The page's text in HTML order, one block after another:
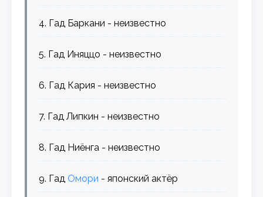
4. Гад Баркани - неизвестно
5. Гад Иняццо - неизвестно
6. Гад Кария - неизвестно
7. Гад Липкин - неизвестно
8. Гад Ниёнга - неизвестно
9. Гад Омори - японский актёр